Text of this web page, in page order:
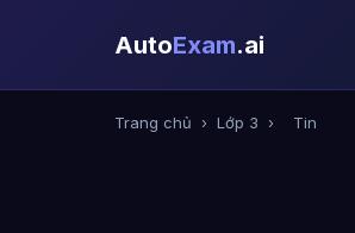
AutoExam.ai
Trang chủ › Lớp 3 › Tin